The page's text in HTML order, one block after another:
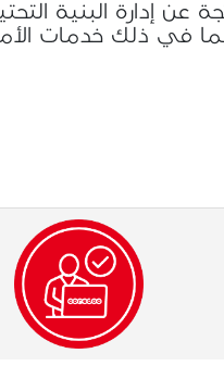
عن إدارة البنية
بما في ذلك خدمات